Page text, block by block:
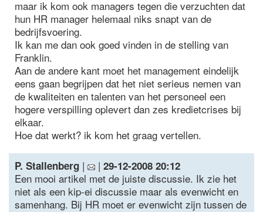
maar ik kom ook managers tegen die verzuchten dat
hun HR manager helemaal niks snapt van de
bedrijfsvoering.
Ik kan me dan ook goed vinden in de stelling van
Franklin.
Aan de andere kant moet het management eindelijk
eens gaan begrijpen dat het niet serieus nemen van
de kwaliteiten en talenten van het personeel een
hogere verspilling oplevert dan zes kredietcrises bij
elkaar.
Hoe dat werkt? ik kom het graag vertellen.
P. Stallenberg | | 29-12-2008 20:12
Een mooi artikel met de juiste discussie. Ik zie het
niet als een kip-ei discussie maar als evenwicht en
samenhang. Bij HR moet er evenwicht zijn tussen de